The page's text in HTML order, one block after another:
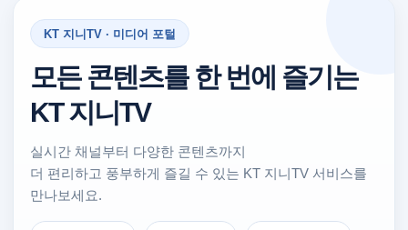
KT 지니TV · 미디어 포털
모든 콘텐츠를 한 번에 즐기는
KT 지니TV
실시간 채널부터 다양한 콘텐츠까지
더 편리하고 풍부하게 즐길 수 있는 KT 지니TV 서비스를
만나보세요.